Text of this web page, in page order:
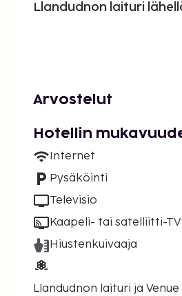
Llandudnon laituri
Arvostelut
Hotellin
Internet
Pysäköinti
Televisio
Kaapeli- tai satelliitti-TV
Hiustenkuivaaja
Llandudnon laituri ja